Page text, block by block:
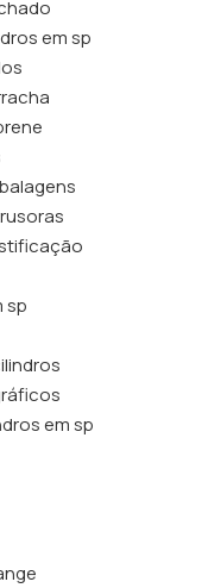
em sp
sp
em sp